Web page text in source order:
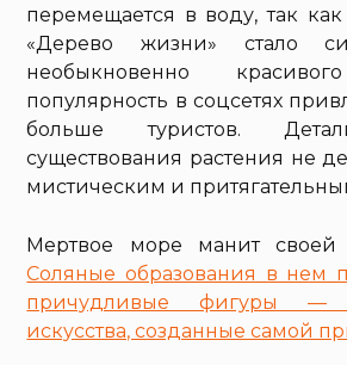
перемещается в воду, так
«Дерево жизни» стало
необыкновенно
популярность в соцсетях
больше туристов.
существования растения не
мистическим и
Мертвое море манит своей
Соляные образования в нем
причудливые фигуры —
искусства, созданные самой